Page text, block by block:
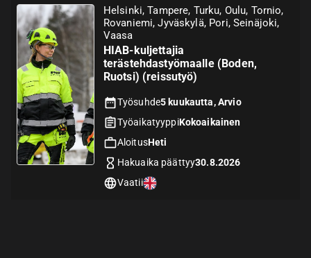
Helsinki, Tampere, Turku, Oulu, Tornio,
Rovaniemi, Jyväskylä, Pori, Seinäjoki,
Vaasa
HIAB-kuljettajia
terästehdastyömaalle (Boden,
Ruotsi) (reissutyö)
Työsuhde5 kuukautta, Arvio
TyöaikatyyppiKokoaikainen
AloitusHeti
Hakuaika päättyy30.8.2026
Vaatii